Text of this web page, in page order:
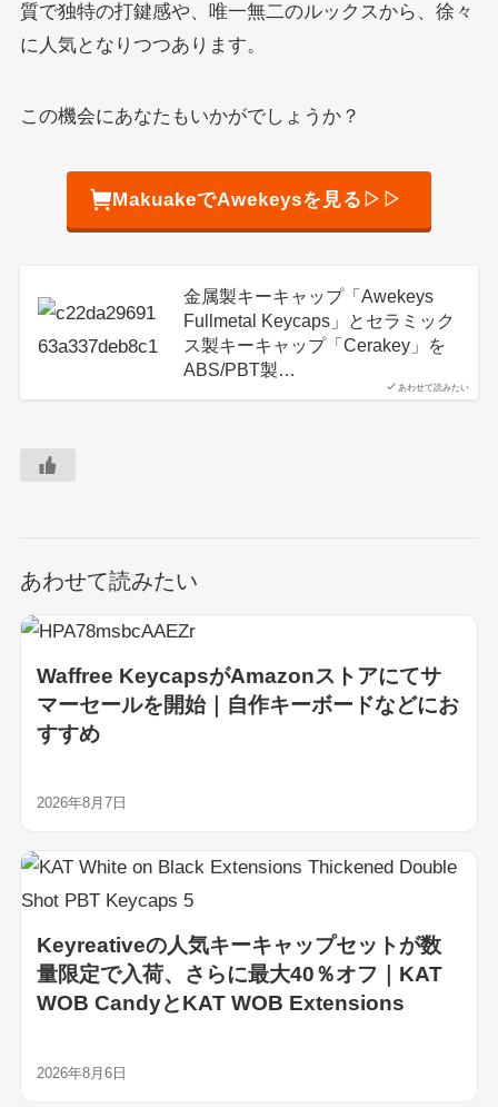
質で独特の打鍵感や、唯一無二のルックスから、徐々
に人気となりつつあります。
この機会にあなたもいかがでしょうか？
MakuakeでAwekeysを見る▷▷
あわせて読みたい
金属製キーキャップ「Awekeys
Fullmetal Keycaps」とセラミック
ス製キーキャップ「Cerakey」を
ABS/PBT製…
あわせて読みたい
Waffree KeycapsがAmazonストアにてサ
マーセールを開始｜自作キーボードなどにお
すすめ
2026年8月7日
Keyreativeの人気キーキャップセットが数
量限定で入荷、さらに最大40％オフ｜KAT
WOB CandyとKAT WOB Extensions
2026年8月6日